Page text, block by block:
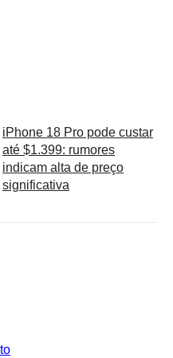
iPhone 18 Pro pode custar
até $1.399: rumores
indicam alta de preço
significativa